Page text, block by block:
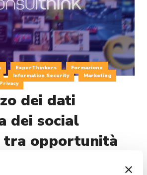
ExperThinkers
Formazione
Information Security
Marketing
Privacy
dei dati
dei social
tra opportunità